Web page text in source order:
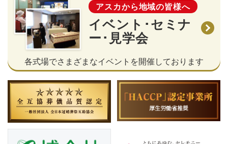
アスカから地域の皆様へ
イベント･セミナ
ー･見学会
各式場でさまざまなイベントを開催しております